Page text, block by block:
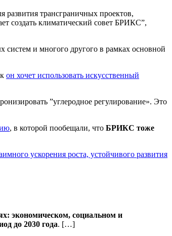
развития трансграничных проектов,
создать климатический совет БРИКС”,
систем и многого другого в рамках основной
он хочет использовать искусственный
”углеродное регулирование». Это
, в которой пообещали, что БРИКС тоже
ускорения роста, устойчивого развития
экономическом, социальном и
до 2030 года. […]